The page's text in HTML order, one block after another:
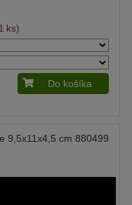
ks)
Do košíka
9,5x11x4,5 cm 880499